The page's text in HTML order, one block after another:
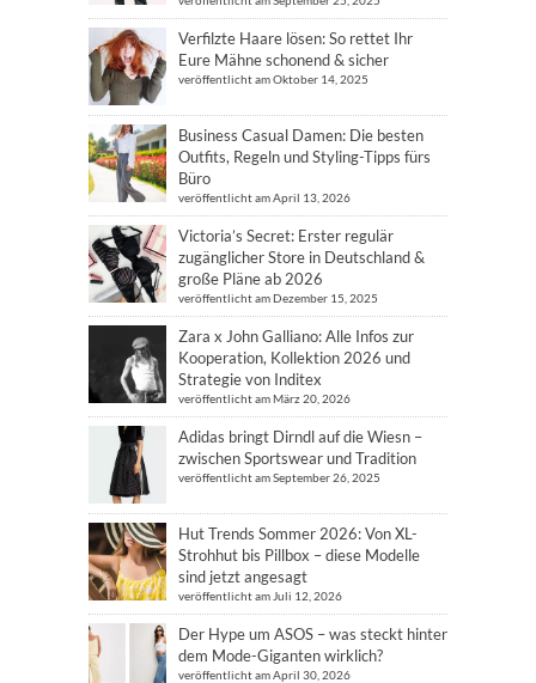
Verfilzte Haare lösen: So rettet Ihr
Eure Mähne schonend & sicher
veröffentlicht am Oktober 14, 2025
Business Casual Damen: Die besten
Outfits, Regeln und Styling-Tipps fürs
Büro
veröffentlicht am April 13, 2026
Victoria’s Secret: Erster regulär
zugänglicher Store in Deutschland &
große Pläne ab 2026
veröffentlicht am Dezember 15, 2025
Zara x John Galliano: Alle Infos zur
Kooperation, Kollektion 2026 und
Strategie von Inditex
veröffentlicht am März 20, 2026
Adidas bringt Dirndl auf die Wiesn –
zwischen Sportswear und Tradition
veröffentlicht am September 26, 2025
Hut Trends Sommer 2026: Von XL-
Strohhut bis Pillbox – diese Modelle
sind jetzt angesagt
veröffentlicht am Juli 12, 2026
Der Hype um ASOS – was steckt hinter
dem Mode-Giganten wirklich?
veröffentlicht am April 30, 2026